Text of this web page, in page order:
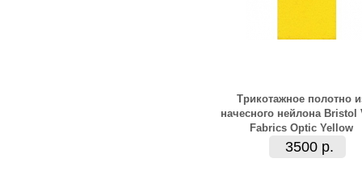
Трикотажное полотно
начесного нейлона Bristol
Fabrics Optic Yellow
3500 р.